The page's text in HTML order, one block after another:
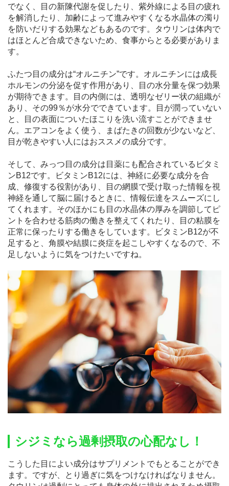
でなく、目の新陳代謝を促したり、紫外線による目の疲れ
を解消したり、加齢によって進みやすくなる水晶体の濁り
を防いだりする効果などもあるのです。タウリンは体内で
はほとんど合成できないため、食事からとる必要がありま
す。
ふたつ目の成分は“オルニチン”です。オルニチンには成長
ホルモンの分泌を促す作用があり、目の水分量を保つ効果
が期待できます。目の内側には、透明なゼリー状の組織が
あり、その99％が水分でできています。目が潤っていない
と、目の表面についたほこりを洗い流すことができませ
ん。エアコンをよく使う、まばたきの回数が少ないなど、
目が乾きやすい人にはおススメの成分です。
そして、みっつ目の成分は目薬にも配合されているビタミ
ンB12です。ビタミンB12には、神経に必要な成分を合
成、修復する役割があり、目の網膜で受け取った情報を視
神経を通して脳に届けるときに、情報伝達をスムーズにし
てくれます。そのほかにも目の水晶体の厚みを調節してピ
ントを合わせる筋肉の働きを整えてくれたり、目の粘膜を
正常に保ったりする働きをしています。ビタミンB12が不
足すると、角膜や結膜に炎症を起こしやすくなるので、不
足しないように気をつけたいですね。
シジミなら過剰摂取の心配なし！
こうした目によい成分はサプリメントでもとることができ
ます。ですが、とり過ぎに気をつけなければなりません。